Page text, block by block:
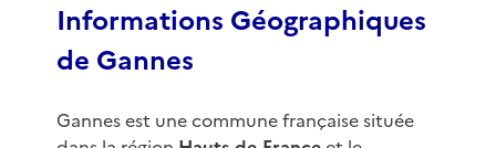
Informations Géographiques
de Gannes
Gannes est une commune française située